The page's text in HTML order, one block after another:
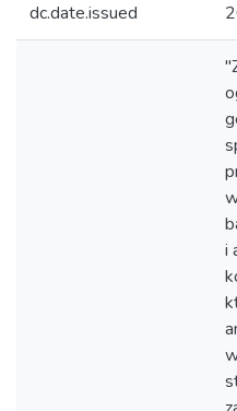
dc.date.issued
i